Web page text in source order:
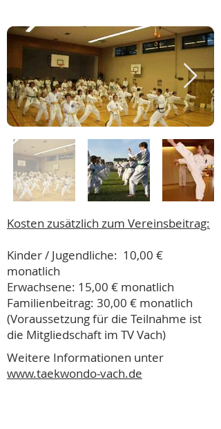
Kosten zusätzlich zum Vereinsbeitrag:
Kinder / Jugendliche: 10,00 €
monatlich
Erwachsene: 15,00 € monatlich
Familienbeitrag: 30,00 € monatlich
(Voraussetzung für die Teilnahme ist
die Mitgliedschaft im TV Vach)
Weitere Informationen unter
www.taekwondo-vach.de